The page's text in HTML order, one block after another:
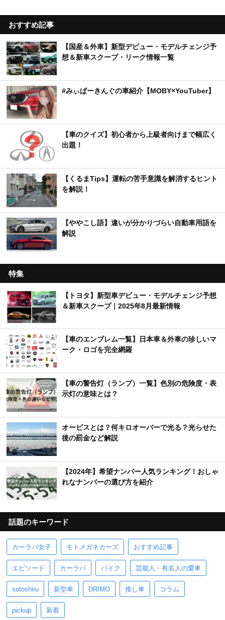
おすすめ記事
【国産＆外車】新型デビュー・モデルチェンジ予
想＆新車スクープ・リーク情報一覧
#みぃぱーきんぐの車紹介【MOBY×YouTuber】
【車のクイズ】初心者から上級者向けまで幅広く
出題！
【くるまTips】運転の苦手意識を解消するヒント
を解説！
【ややこし語】違いが分かりづらい自動車用語を
解説
特集
【トヨタ】新型車デビュー・モデルチェンジ予想
＆新車スクープ｜2025年8月最新情報
【車のエンブレム一覧】日本車＆外車の珍しいマ
ーク・ロゴを完全網羅
【車の警告灯（ランプ）一覧】色別の危険度・表
示灯の意味とは？
オービスとは？何キロオーバーで光る？光らせた
後の罰金など解説
【2024年】希望ナンバー人気ランキング！おしゃ
れなナンバーの選び方を紹介
話題のキーワード
カーラバ女子 モトメガネカーズ おすすめ記事
エピソード カーラバ バイク 芸能人・有名人の愛車
sotoshiru 新型車 DRIMO 推し車 コラム
pickup 新着